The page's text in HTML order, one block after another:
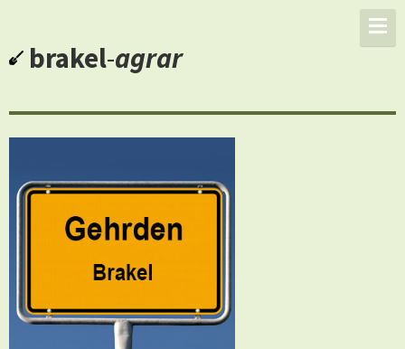
brakel-agrar